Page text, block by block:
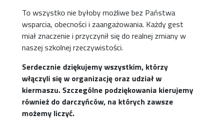
To wszystko nie byłoby możliwe bez Państwa
wsparcia, obecności i zaangażowania. Każdy gest
miał znaczenie i przyczynił się do realnej zmiany w
naszej szkolnej rzeczywistości.
Serdecznie dziękujemy wszystkim, którzy
włączyli się w organizację oraz udział w
kiermaszu. Szczególne podziękowania kierujemy
również do darczyńców, na których zawsze
możemy liczyć.